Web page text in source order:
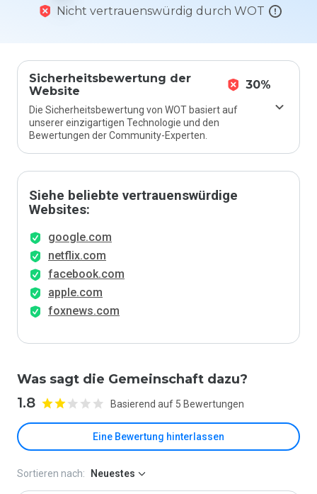
Nicht vertrauenswürdig durch WOT
Sicherheitsbewertung der
Website
30%
Die Sicherheitsbewertung von WOT basiert auf
unserer einzigartigen Technologie und den
Bewertungen der Community-Experten.
Siehe beliebte vertrauenswürdige
Websites:
google.com
netflix.com
facebook.com
apple.com
foxnews.com
Was sagt die Gemeinschaft dazu?
1.8 Basierend auf 5 Bewertungen
Eine Bewertung hinterlassen
bewerten?
Sortieren nach: Neuestes